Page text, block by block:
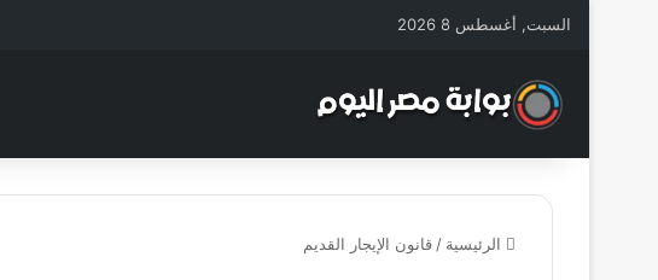
السبت, أغسطس 8 2026
الرئيسية / قانون الإيجار القديم